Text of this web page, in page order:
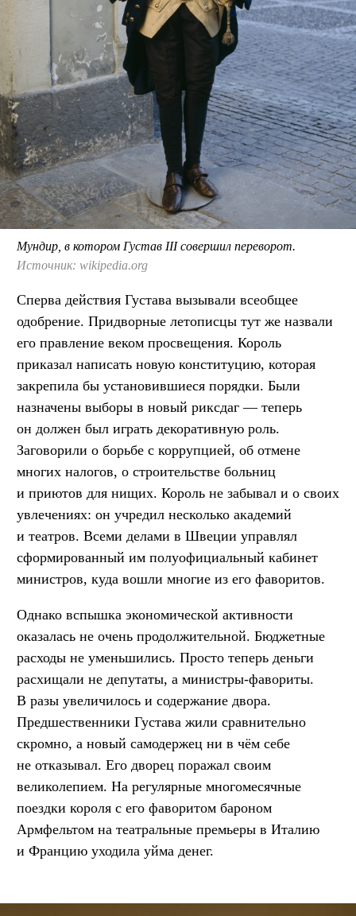
Мундир, в котором Густав III совершил переворот.
Источник: wikipedia.org
Сперва действия Густава вызывали всеобщее
одобрение. Придворные летописцы тут же назвали
его правление веком просвещения. Король
приказал написать новую конституцию, которая
закрепила бы установившиеся порядки. Были
назначены выборы в новый риксдаг — теперь
он должен был играть декоративную роль.
Заговорили о борьбе с коррупцией, об отмене
многих налогов, о строительстве больниц
и приютов для нищих. Король не забывал и о своих
увлечениях: он учредил несколько академий
и театров. Всеми делами в Швеции управлял
сформированный им полуофициальный кабинет
министров, куда вошли многие из его фаворитов.
Однако вспышка экономической активности
оказалась не очень продолжительной. Бюджетные
расходы не уменьшились. Просто теперь деньги
расхищали не депутаты, а министры-фавориты.
В разы увеличилось и содержание двора.
Предшественники Густава жили сравнительно
скромно, а новый самодержец ни в чём себе
не отказывал. Его дворец поражал своим
великолепием. На регулярные многомесячные
поездки короля с его фаворитом бароном
Армфельтом на театральные премьеры в Италию
и Францию уходила уйма денег.